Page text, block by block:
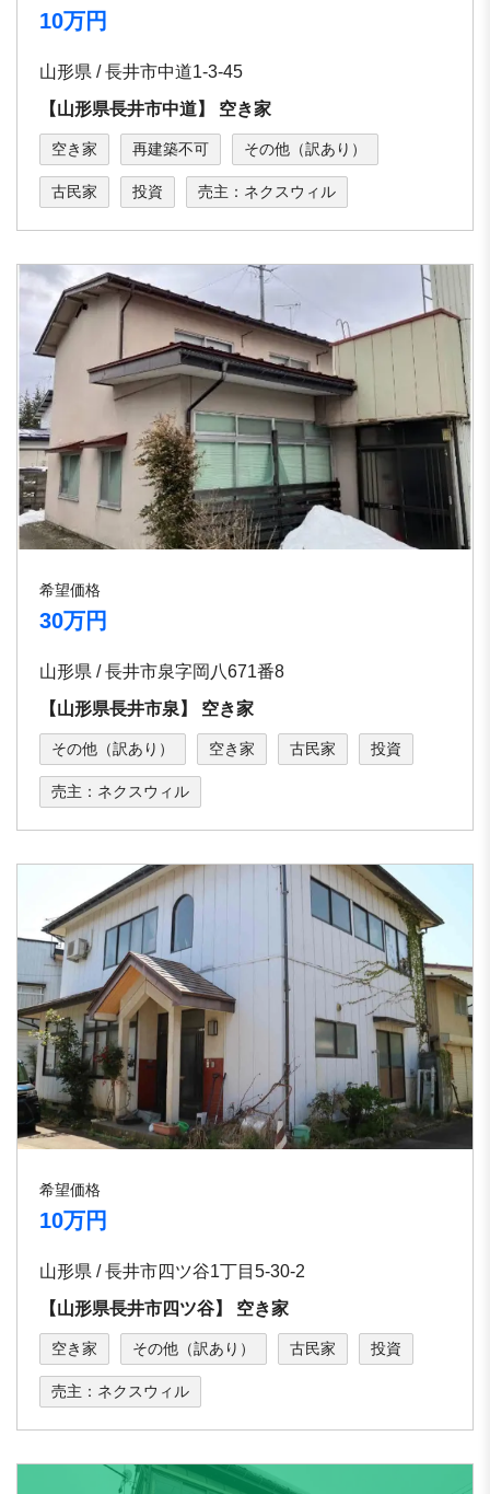
10万円
山形県 / ⻑井市中道1-3-45
【⼭形県⻑井市中道】 空き家
空き家 再建築不可 その他（訳あり）
古民家 投資 売主：ネクスウィル
希望価格
30万円
山形県 / ⻑井市泉字岡⼋671番8
【⼭形県⻑井市泉】 空き家
その他（訳あり） 空き家 古民家 投資
売主：ネクスウィル
希望価格
10万円
山形県 / ⻑井市四ツ⾕1丁目5-30-2
【⼭形県⻑井市四ツ⾕】 空き家
空き家 その他（訳あり） 古民家 投資
売主：ネクスウィル